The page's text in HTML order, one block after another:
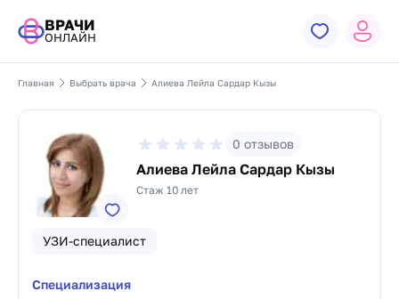
ВРАЧИ
ОНЛАЙН
Главная Выбрать врача Алиева Лейла Сардар Кызы
0 отзывов
Алиева Лейла Сардар Кызы
Стаж 10 лет
УЗИ-специалист
Специализация